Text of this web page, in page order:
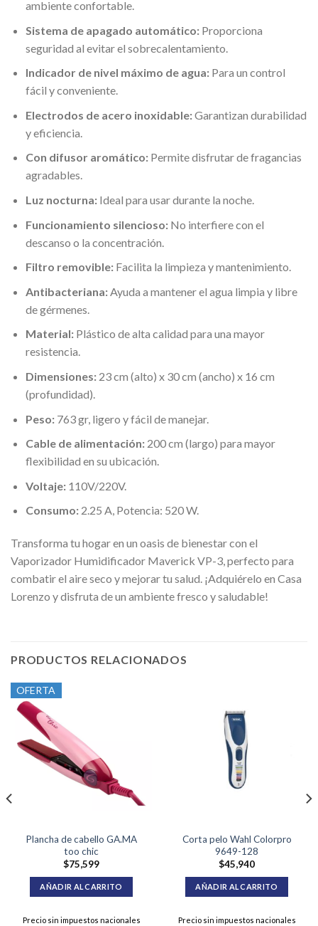
ambiente confortable.
Sistema de apagado automático:Proporciona
seguridad al evitar el sobrecalentamiento.
Indicador de nivel máximo de agua:Para un control
fácil y conveniente.
Electrodos de acero inoxidable:Garantizan durabilidad
y eficiencia.
Con difusor aromático:Permite disfrutar de fragancias
agradables.
Luz nocturna:Ideal para usar durante la noche.
Funcionamiento silencioso:No interfiere con el
descanso o la concentración.
Filtro removible:Facilita la limpieza y mantenimiento.
Antibacteriana:Ayuda a mantener el agua limpia y libre
de gérmenes.
Material:Plástico de alta calidad para una mayor
resistencia.
Dimensiones:23 cm (alto) x 30 cm (ancho) x 16 cm
(profundidad).
Peso:763 gr, ligero y fácil de manejar.
Cable de alimentación:200 cm (largo) para mayor
flexibilidad en su ubicación.
Voltaje:110V/220V.
Consumo:2.25 A, Potencia: 520 W.
Transforma tu hogar en un oasis de bienestar con el
Vaporizador Humidificador Maverick VP-3, perfecto para
combatir el aire seco y mejorar tu salud. ¡Adquiérelo en Casa
Lorenzo y disfruta de un ambiente fresco y saludable!
PRODUCTOS RELACIONADOS
OFERTA
Plancha de cabello GA.MA
too chic
$75,599
AÑADIR AL CARRITO
Precio sin impuestos nacionales
Corta pelo Wahl Colorpro
9649-128
$45,940
AÑADIR AL CARRITO
Precio sin impuestos nacionales